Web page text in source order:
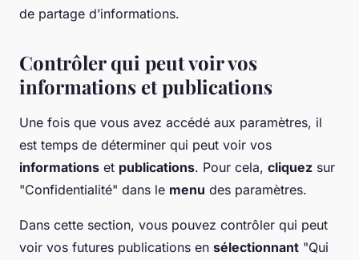
de partage d’informations.
Contrôler qui peut voir vos
informations et publications
Une fois que vous avez accédé aux paramètres, il
est temps de déterminer qui peut voir vos
informations et publications. Pour cela, cliquez sur
"Confidentialité" dans le menu des paramètres.
Dans cette section, vous pouvez contrôler qui peut
voir vos futures publications en sélectionnant "Qui